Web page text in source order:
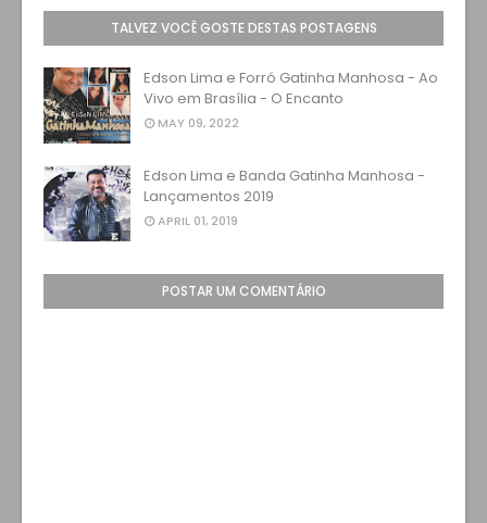
TALVEZ VOCÊ GOSTE DESTAS POSTAGENS
Edson Lima e Forró Gatinha Manhosa - Ao
Vivo em Brasília - O Encanto
MAY 09, 2022
Edson Lima e Banda Gatinha Manhosa -
Lançamentos 2019
APRIL 01, 2019
POSTAR UM COMENTÁRIO